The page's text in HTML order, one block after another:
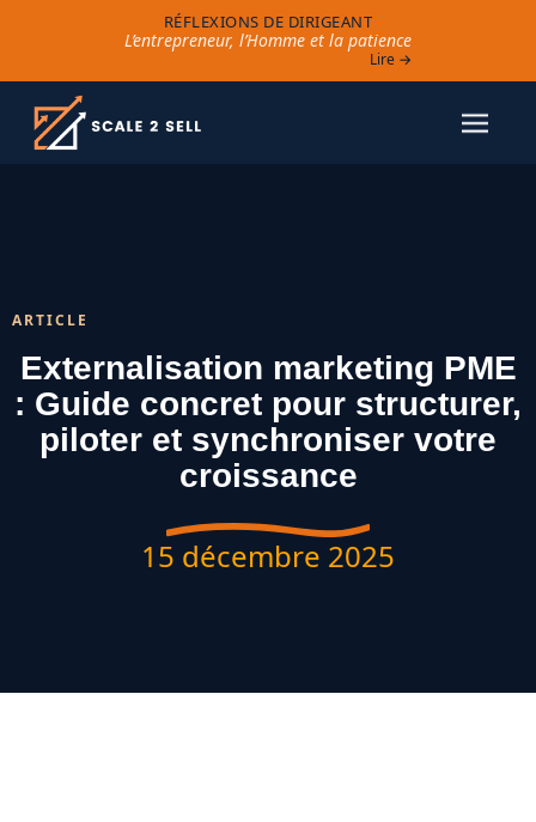
RÉFLEXIONS DE DIRIGEANT
L’entrepreneur, l’Homme et la patience
Lire →
ARTICLE
Externalisation marketing PME
: Guide concret pour structurer,
piloter et synchroniser votre
croissance
15 décembre 2025